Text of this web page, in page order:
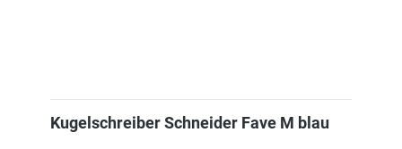
Kugelschreiber Schneider Fave M blau